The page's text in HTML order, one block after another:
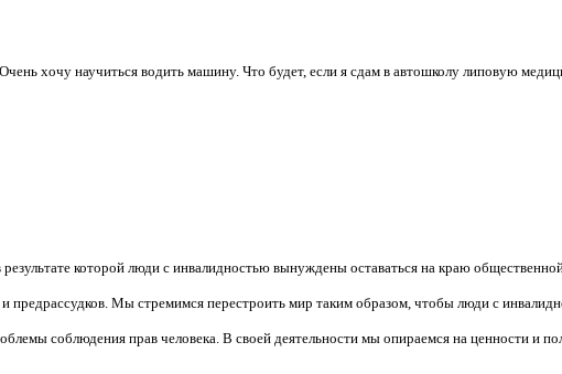
хочу научиться водить машину. Что будет, если я сдам в автошколу липовую
которой люди с инвалидностью вынуждены оставаться на краю
Мы стремимся перестроить мир таким образом, чтобы люди с
соблюдения прав человека. В своей деятельности мы опираемся на ценности и